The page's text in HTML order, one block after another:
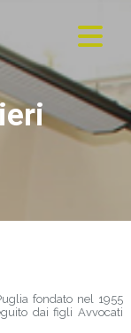
fondato nel 1955
dai figli Avvocati